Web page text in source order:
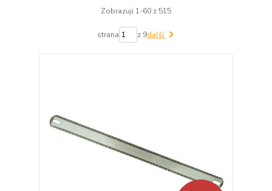
Zobrazuji 1-60 z 515
strana z 9další